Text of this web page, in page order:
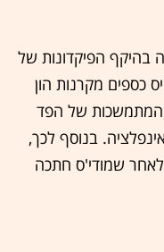
בהיקף הפיקדונות של
כספים מקרנות הון
המתמשכות של הפד
בנוסף לכך,
שמודי'ס חתכה